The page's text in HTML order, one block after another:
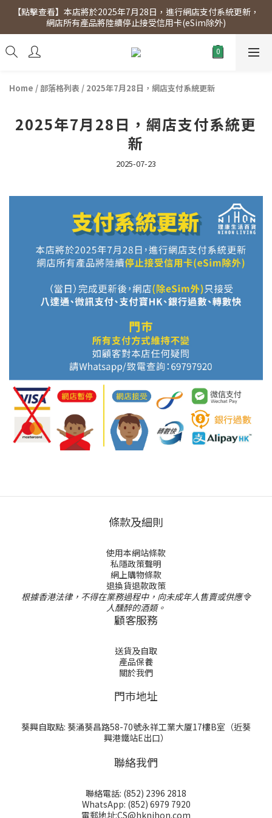
【點擊查看】會員專享 星期三全單95折!!!（優惠期至2026年12月
31日）。滿$300即免運費。
【點擊查看】本店將於2025年7月28日，進行網店支付系統更新，
網店所有產品將陸續停止接受信用卡(eSim除外)
【點擊查看】會員專享 星期三全單95折!!!（優惠期至2026年12月
31日）。滿$300即免運費。
Home / 部落格列表 / 2025年7月28日，網店支付系統更新
2025年7月28日，網店支付系統更
新
2025-07-23
條款及細則
使用本網站條款
私隱政策聲明
網上購物條款
退換貨退款政策
根據香港法律，不得在業務過程中，向未成年人售賣或供應令
人醺醉的酒類。
顧客服務
送貨及自取
產品保養
關於我們
門巿地址
葵興自取點: 葵涌葵昌路58-70號永祥工業大厦17樓B室（近葵
興港鐵站E出口）
聯絡我們
聯絡電話: (852) 2396 2818
WhatsApp: (852) 6979 7920
電郵地址:CS@hknihon.com